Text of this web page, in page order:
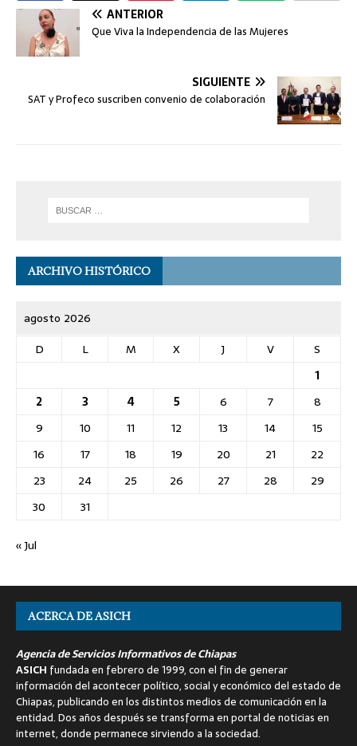
ANTERIOR
Que Viva la Independencia de las Mujeres
SIGUIENTE
SAT y Profeco suscriben convenio de colaboración
ARCHIVO HISTÓRICO
agosto 2026
D
L M X J V
S
1
2
3 4 5 6 7
8
9
10 11 12 13 14
15
16
17 18 19 20 21
22
23
24 25 26 27 28
29
30
31
« Jul
ACERCA DE ASICH
Agencia de Servicios Informativos de Chiapas
ASICH fundada en febrero de 1999, con el fin de generar
información del acontecer político, social y económico del estado de
Chiapas, publicando en los distintos medios de comunicación en la
entidad. Dos años después se transforma en portal de noticias en
internet, donde permanece sirviendo a la sociedad.